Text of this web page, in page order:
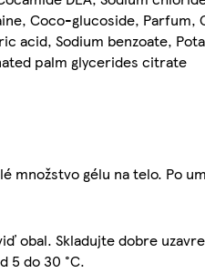
Coco-glucoside, Parfum,
acid, Sodium benzoate,
palm glycerides citrate
množstvo gélu na telo. Po
obal. Skladujte dobre
5 do 30 °C.